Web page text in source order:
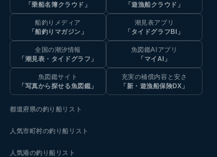
「乗船名簿クラウド」
「遊漁船クラウド」
船釣りメディア
「船釣りマガジン」
潮見表アプリ
「タイドグラフBI」
全国の潮汐情報
「潮見表・タイドグラフ」
魚図鑑AIアプリ
「マイAI」
魚図鑑サイト
「写真から探せる魚図鑑」
充実の補償内容と安さ
「新・遊漁船保険DX」
都道府県の釣り船リスト
人気市町村の釣り船リスト
人気港の釣り船リスト